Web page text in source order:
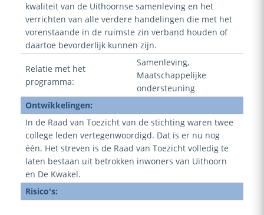
kwaliteit van de Uithoornse samenleving en het
verrichten van alle verdere handelingen die met het
vorenstaande in de ruimste zin verband houden of
daartoe bevorderlijk kunnen zijn.
Relatie met het
programma:
Samenleving,
Maatschappelijke
ondersteuning
Ontwikkelingen:
In de Raad van Toezicht van de stichting waren twee
college leden vertegenwoordigd. Dat is er nu nog
één. Het streven is de Raad van Toezicht volledig te
laten bestaan uit betrokken inwoners van Uithoorn
en De Kwakel.
Risico's: